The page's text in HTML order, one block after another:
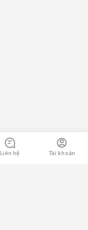
Liên hệ Tài khoản